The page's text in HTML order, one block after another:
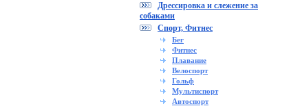
Дрессировка и слежение за
собаками
Спорт, Фитнес
Бег
Фитнес
Плавание
Велоспорт
Гольф
Мультиспорт
Автоспорт